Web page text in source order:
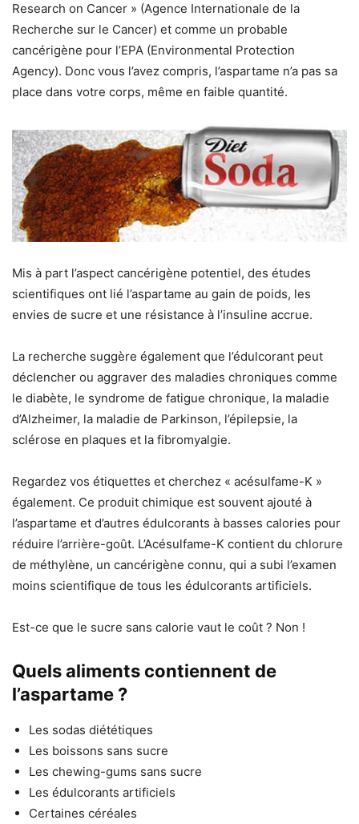
Research on Cancer » (Agence Internationale de la
Recherche sur le Cancer) et comme un probable
cancérigène pour l’EPA (Environmental Protection
Agency). Donc vous l’avez compris, l’aspartame n’a pas sa
place dans votre corps, même en faible quantité.
Mis à part l’aspect cancérigène potentiel, des études
scientifiques ont lié l’aspartame au gain de poids, les
envies de sucre et une résistance à l’insuline accrue.
La recherche suggère également que l’édulcorant peut
déclencher ou aggraver des maladies chroniques comme
le diabète, le syndrome de fatigue chronique, la maladie
d’Alzheimer, la maladie de Parkinson, l’épilepsie, la
sclérose en plaques et la fibromyalgie.
Regardez vos étiquettes et cherchez « acésulfame-K »
également. Ce produit chimique est souvent ajouté à
l’aspartame et d’autres édulcorants à basses calories pour
réduire l’arrière-goût. L’Acésulfame-K contient du chlorure
de méthylène, un cancérigène connu, qui a subi l’examen
moins scientifique de tous les édulcorants artificiels.
Est-ce que le sucre sans calorie vaut le coût ? Non !
Quels aliments contiennent de
l’aspartame ?
Les sodas diététiques
Les boissons sans sucre
Les chewing-gums sans sucre
Les édulcorants artificiels
Certaines céréales